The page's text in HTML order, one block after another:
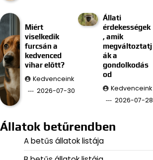
Miért
viselkedik
furcsán a
kedvenced
vihar előtt?
Kedvenceink
2026-07-30
Állati
érdekességek
, amik
megváltoztatj
ák a
gondolkodás
od
Kedvenceink
2026-07-28
Állatok betűrendben
A betűs állatok listája